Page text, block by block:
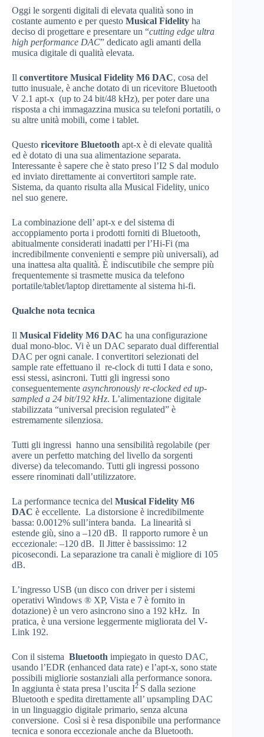
Oggi le sorgenti digitali di elevata qualità sono in
costante aumento e per questo Musical Fidelity ha
deciso di progettare e presentare un “cutting edge ultra
high performance DAC” dedicato agli amanti della
musica digitale di qualità elevata.
Il convertitore Musical Fidelity M6 DAC, cosa del
tutto inusuale, è anche dotato di un ricevitore Bluetooth
V 2.1 apt-x (up to 24 bit/48 kHz), per poter dare una
risposta a chi immagazzina musica su telefoni portatili, o
su altre unità mobili, come i tablet.
Questo ricevitore Bluetooth apt-x è di elevate qualità
ed è dotato di una sua alimentazione separata.
Interessante è sapere che è stato preso l’I2 S dal modulo
ed inviato direttamente ai convertitori sample rate.
Sistema, da quanto risulta alla Musical Fidelity, unico
nel suo genere.
La combinazione dell’ apt-x e del sistema di
accoppiamento porta i prodotti forniti di Bluetooth,
abitualmente considerati inadatti per l’Hi-Fi (ma
incredibilmente convenienti e sempre più universali), ad
una inattesa alta qualità. È indiscutibile che sempre più
frequentemente si trasmette musica da telefono
portatile/tablet/laptop direttamente al sistema hi-fi.
Qualche nota tecnica
Il Musical Fidelity M6 DAC ha una configurazione
dual mono-bloc. Vi è un DAC separato dual differential
DAC per ogni canale. I convertitori selezionati del
sample rate effettuano il re-clock di tutti I data e sono,
essi stessi, asincroni. Tutti gli ingressi sono
conseguentemente asynchronously re-clocked ed up-
sampled a 24 bit/192 kHz. L’alimentazione digitale
stabilizzata “universal precision regulated” è
estremamente silenziosa.
Tutti gli ingressi hanno una sensibilità regolabile (per
avere un perfetto matching del livello da sorgenti
diverse) da telecomando. Tutti gli ingressi possono
essere rinominati dall’utilizzatore.
La performance tecnica del Musical Fidelity M6
DAC è eccellente. La distorsione è incredibilmente
bassa: 0.0012% sull’intera banda. La linearità si
estende giù, sino a –120 dB. Il rapporto rumore è un
eccezionale: –120 dB. Il Jitter è bassissimo: 12
picosecondi. La separazione tra canali è migliore di 105
dB.
L’ingresso USB (un disco con driver per i sistemi
operativi Windows ® XP, Vista e 7 è fornito in
dotazione) è un vero asincrono sino a 192 kHz. In
pratica, è una versione leggermente migliorata del V-
Link 192.
Con il sistema Bluetooth impiegato in questo DAC,
usando l’EDR (enhanced data rate) e l’apt-x, sono state
possibili migliorie sostanziali alla performance sonora.
In aggiunta è stata presa l’uscita I2 S dalla sezione
Bluetooth e spedita direttamente all’ upsampling DAC
in un linguaggio digitale primario, senza alcuna
conversione. Così si è resa disponibile una performance
tecnica e sonora eccezionale anche da Bluetooth.